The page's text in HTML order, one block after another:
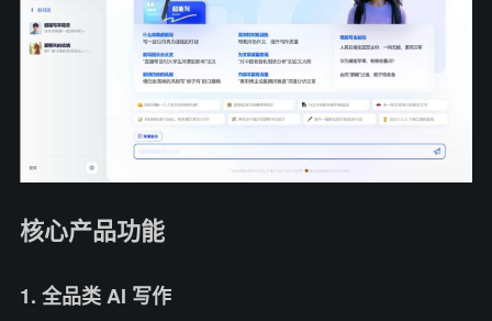
核心产品功能
1. 全品类 AI 写作